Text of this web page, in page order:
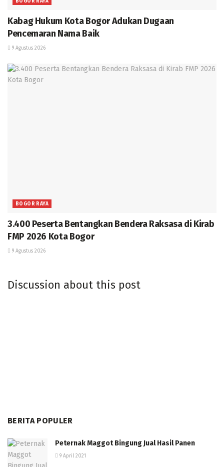
Kabag Hukum Kota Bogor Adukan Dugaan
Pencemaran Nama Baik
9 Agustus 2026
BOGOR RAYA
3.400 Peserta Bentangkan Bendera Raksasa di Kirab
FMP 2026 Kota Bogor
9 Agustus 2026
Discussion about this post
BERITA POPULER
Peternak Maggot Bingung Jual Hasil Panen
9 April 2021